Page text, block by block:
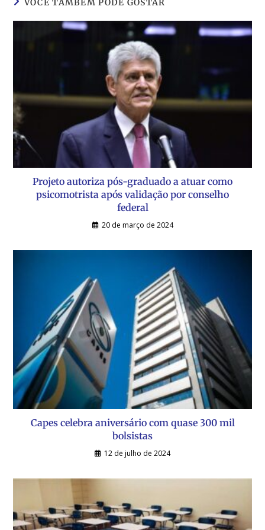
VOCÊ TAMBÉM PODE GOSTAR
Projeto autoriza pós-graduado a atuar como
psicomotrista após validação por conselho
federal
20 de março de 2024
Capes celebra aniversário com quase 300 mil
bolsistas
12 de julho de 2024